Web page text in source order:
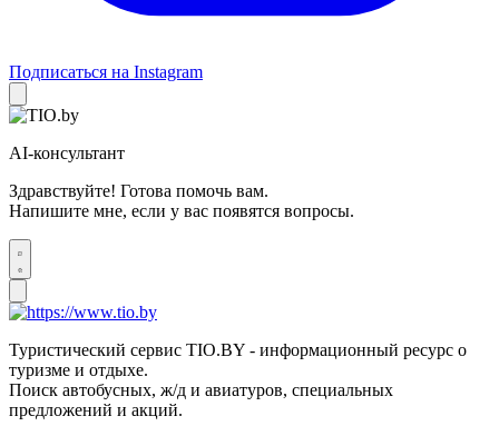
Подписаться на Instagram
AI-консультант
Здравствуйте! Готова помочь вам.
Напишите мне, если у вас появятся вопросы.
Туристический сервис TIO.BY - информационный ресурс о
туризме и отдыхе.
Поиск автобусных, ж/д и авиатуров, специальных
предложений и акций.